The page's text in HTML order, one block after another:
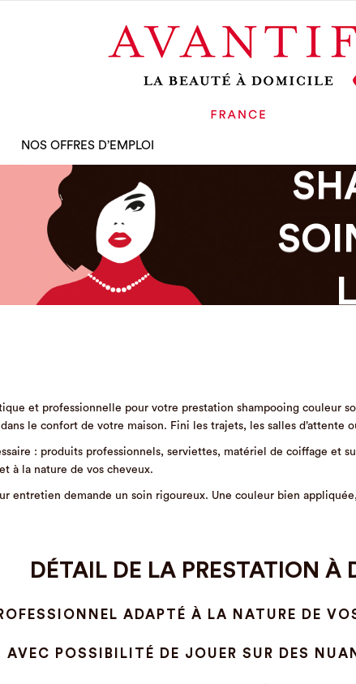
NOS OFFRES D’EMPLOI
et professionnelle pour votre prestation shampooing couleur
le confort de votre maison. Fini les trajets, les salles d’attente
: produits professionnels, serviettes, matériel de coiffage et
à la nature de vos cheveux.
entretien demande un soin rigoureux. Une couleur bien
DÉTAIL DE LA PRESTATION À
ADAPTÉ À LA NATURE DE
AVEC POSSIBILITÉ DE JOUER SUR DES